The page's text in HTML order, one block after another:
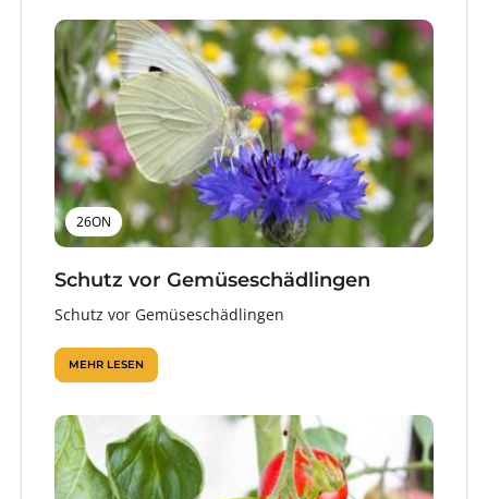
26ON
Schutz vor Gemüseschädlingen
Schutz vor Gemüseschädlingen
MEHR LESEN